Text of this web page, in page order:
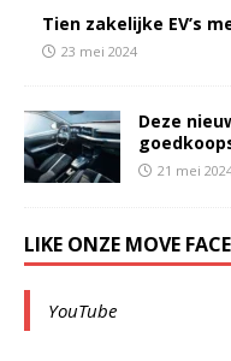
Tien zakelijke EV’s
23 mei 2024
Deze
21 mei
LIKE ONZE MOVE
YouTube